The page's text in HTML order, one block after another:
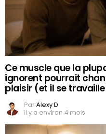
Ce muscle que la
ignorent pourrait
plaisir (et il se
ParAlexy D
il y a environ 4 mois